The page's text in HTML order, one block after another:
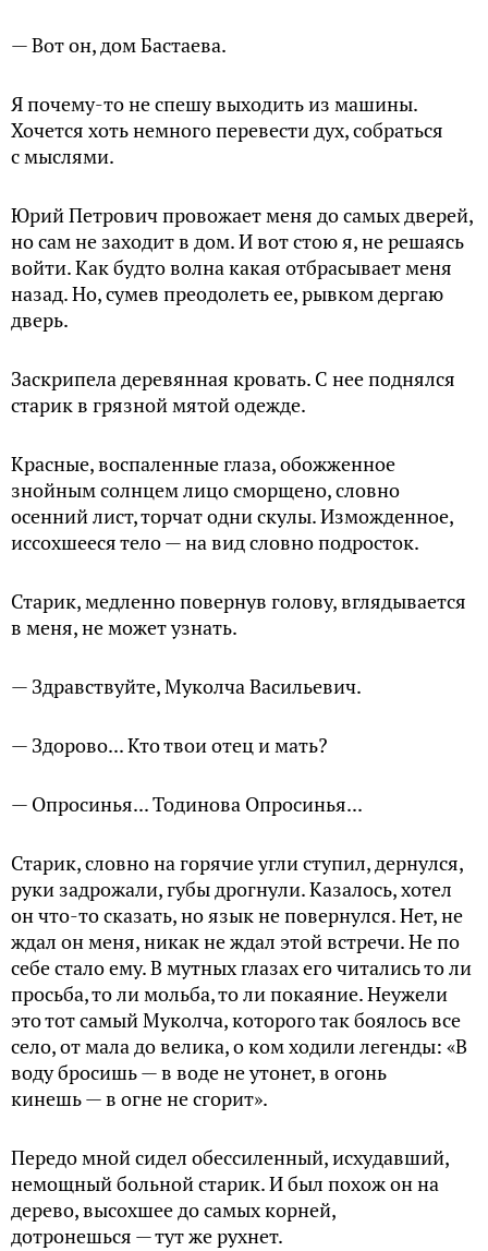
— Вот он, дом Бастаева.
Я почему-то не спешу выходить из машины.
Хочется хоть немного перевести дух, собраться
с мыслями.
Юрий Петрович провожает меня до самых дверей,
но сам не заходит в дом. И вот стою я, не решаясь
войти. Как будто волна какая отбрасывает меня
назад. Но, сумев преодолеть ее, рывком дергаю
дверь.
Заскрипела деревянная кровать. С нее поднялся
старик в грязной мятой одежде.
Красные, воспаленные глаза, обожженное
знойным солнцем лицо сморщено, словно
осенний лист, торчат одни скулы. Изможденное,
иссохшееся тело — на вид словно подросток.
Старик, медленно повернув голову, вглядывается
в меня, не может узнать.
— Здравствуйте, Муколча Васильевич.
— Здорово... Кто твои отец и мать?
— Опросинья... Тодинова Опросинья...
Старик, словно на горячие угли ступил, дернулся,
руки задрожали, губы дрогнули. Казалось, хотел
он что-то сказать, но язык не повернулся. Нет, не
ждал он меня, никак не ждал этой встречи. Не по
себе стало ему. В мутных глазах его читались то ли
просьба, то ли мольба, то ли покаяние. Неужели
это тот самый Муколча, которого так боялось все
село, от мала до велика, о ком ходили легенды: «В
воду бросишь — в воде не утонет, в огонь
кинешь — в огне не cгopит».
Передо мной сидел обессиленный, исхудавший,
немощный больной старик. И был похож он на
дерево, высохшее до самых корней,
дотронешься — тут же рухнет.